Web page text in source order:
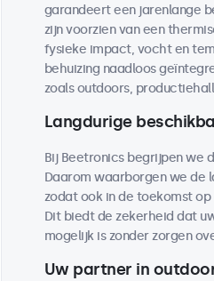
garandeert een jarenlange
zijn voorzien van een
fysieke impact, vocht en
behuizing naadloos
zoals outdoors,
Langdurige
Bij Beetronics begrijpen we
Daarom waarborgen we de
zodat ook in de toekomst
Dit biedt de zekerheid dat
mogelijk is zonder zorgen
Uw partner in